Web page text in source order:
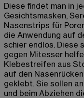
Diese findet man in
Gesichtsmasken,
Nasenstrips für
die Anwendung auf
schier endlos. Diese
gegen Mitesser
Klebestreifen aus
auf den
geklebt. Sie sollen
und beim Abziehen